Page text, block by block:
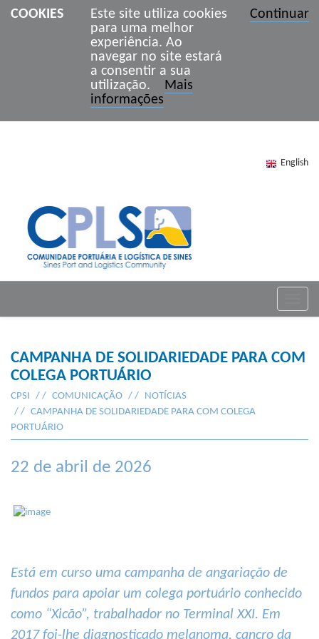
COOKIES
Este site utiliza cookies
para uma melhor
experiência. Ao
navegar no site estará
a consentir a sua
utilização. Mais
informações
Continuar
English
CAMPANHA DE SOLIDARIEDADE PARA COM
COLEGA PORTUÁRIO
CPSI COMUNICAÇÃO
NOTÍCIAS
CAMPANHA DE SOLIDARIEDADE PARA COM COLEGA
PORTUÁRIO
22 de abril de 2026
Está em curso uma campanha de angariação de
fundos para apoiar um colega portuário conhecido
como “Xicão”, trabalhador no Terminal XXI. Em
2017 foi-lhe diagnosticado melanoma, cancro da